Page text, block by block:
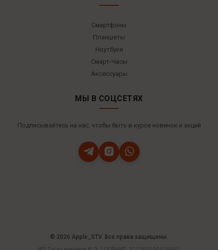
Смартфоны
Планшеты
Ноутбуки
Смарт-Часы
Аксессуары
МЫ В СОЦСЕТЯХ
Подписывайтесь на нас, чтобы быть в курсе новинок и акций
© 2026 Apple_STV. Все права защищены.